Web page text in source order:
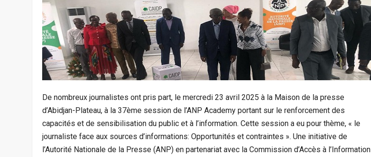
‎De nombreux journalistes ont pris part, le mercredi 23 avril 2025 à la Maison de la presse
d’Abidjan-Plateau, à la 37ème session de l’ANP Academy portant sur le renforcement des
capacités et de sensibilisation du public et à l’information. Cette session a eu pour thème, « le
journaliste face aux sources d’informations: Opportunités et contraintes ». Une initiative de
l’Autorité Nationale de la Presse (ANP) en partenariat avec la Commission d’Accès à l’Information